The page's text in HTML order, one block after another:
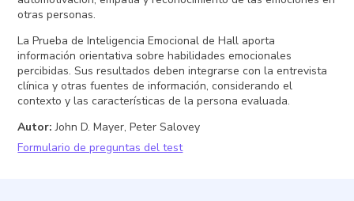
otras personas.
La Prueba de Inteligencia Emocional de Hall aporta
información orientativa sobre habilidades emocionales
percibidas. Sus resultados deben integrarse con la entrevista
clínica y otras fuentes de información, considerando el
contexto y las características de la persona evaluada.
Autor: John D. Mayer, Peter Salovey
Formulario de preguntas del test